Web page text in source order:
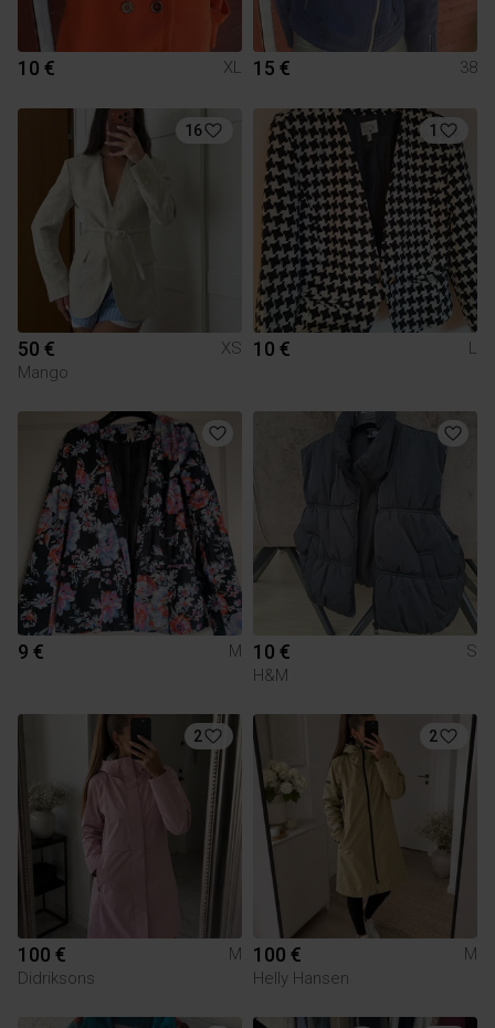
10 € XL 15 € 38
16
50 €
XS
Mango
1
10 € L
9 € M 10 €
S
H&M
2
100 €
M
Didriksons
2
100 €
M
Helly Hansen